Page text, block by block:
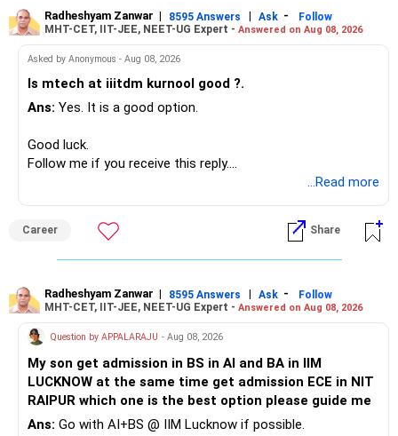
I would not put the entire Rs.1 crore FD into equity.
– Safe fixed-income investments for near-term expenses.
– Adequate bank liquidity for emergencies.
– A separate education corpus for your child.
» Childs Education
Therefore, this is your immediate financial priority.
Keep the education requirement separately identified.
If a large amount is required for higher education, plan this
Radheshyam Zanwar | 8595 Answers | Ask -
Follow
MHT-CET, IIT-JEE, NEET-UG Expert - Answered on Aug 08, 2026
Asked by Anonymous - Aug 08, 2026
Is mtech at iiitdm kurnool good ?.
Ans: Yes. It is a good option.
Good luck.
Follow me if you receive this reply.
...Read more
Career Share
Radheshyam Zanwar | 8595 Answers | Ask -
Follow
MHT-CET, IIT-JEE, NEET-UG Expert - Answered on Aug 08, 2026
Question by APPALARAJU - Aug 08, 2026
My son get admission in BS in AI and BA in IIM
LUCKNOW at the same time get admission ECE in NIT
RAIPUR which one is the best option please guide me
Ans: Go with AI+BS @ IIM Lucknow if possible.